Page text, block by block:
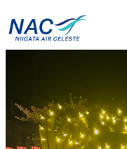
容
を
ス